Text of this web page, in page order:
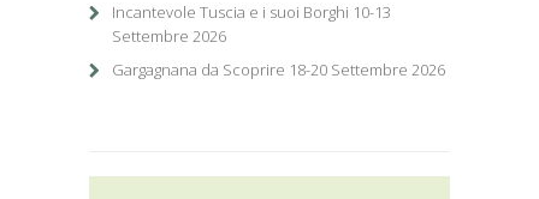
Incantevole Tuscia e i suoi Borghi 10-13
Settembre 2026
Gargagnana da Scoprire 18-20 Settembre 2026